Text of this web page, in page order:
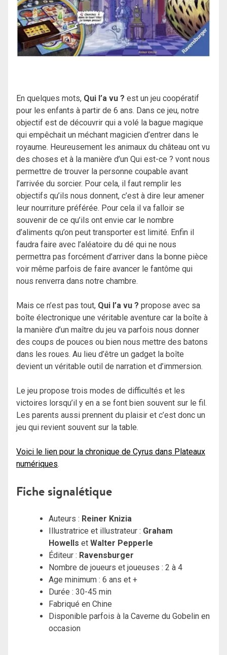
En quelques mots, Qui l’a vu ? est un jeu coopératif
pour les enfants à partir de 6 ans. Dans ce jeu, notre
objectif est de découvrir qui a volé la bague magique
qui empêchait un méchant magicien d’entrer dans le
royaume. Heureusement les animaux du château ont vu
des choses et à la manière d’un Qui est-ce ? vont nous
permettre de trouver la personne coupable avant
l’arrivée du sorcier. Pour cela, il faut remplir les
objectifs qu’ils nous donnent, c’est à dire leur amener
leur nourriture préférée. Pour cela il va falloir se
souvenir de ce qu’ils ont envie car le nombre
d’aliments qu’on peut transporter est limité. Enfin il
faudra faire avec l’aléatoire du dé qui ne nous
permettra pas forcément d’arriver dans la bonne pièce
voir même parfois de faire avancer le fantôme qui
nous renverra dans notre chambre.
Mais ce n’est pas tout, Qui l’a vu ? propose avec sa
boîte électronique une véritable aventure car la boîte à
la manière d’un maître du jeu va parfois nous donner
des coups de pouces ou bien nous mettre des batons
dans les roues. Au lieu d’être un gadget la boîte
devient un véritable outil de narration et d’immersion.
Le jeu propose trois modes de difficultés et les
victoires lorsqu’il y en a se font bien souvent sur le fil.
Les parents aussi prennent du plaisir et c’est donc un
jeu qui revient souvent sur la table.
Voici le lien pour la chronique de Cyrus dans Plateaux
numériques.
Fiche signalétique
Auteurs : Reiner Knizia
Illustratrice et illustrateur : Graham
Howells et Walter Pepperle
Éditeur : Ravensburger
Nombre de joueurs et joueuses : 2 à 4
Age minimum : 6 ans et +
Durée : 30-45 min
Fabriqué en Chine
Disponible parfois à la Caverne du Gobelin en
occasion